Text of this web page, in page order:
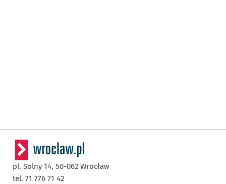
pl. Solny 14, 50-062 Wrocław
tel. 71 776 71 42